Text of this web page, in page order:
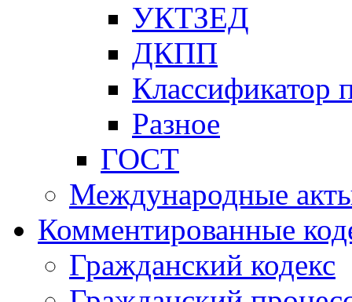
УКТЗЕД
ДКПП
Классификатор
Разное
ГОСТ
Международные
Комментированные
Гражданский кодекс